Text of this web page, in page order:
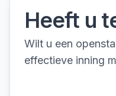
Heeft u
Wilt u een
effectieve inning